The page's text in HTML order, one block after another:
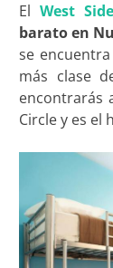
El West
barato en
se
más clase
encontrarás
Circle y es el